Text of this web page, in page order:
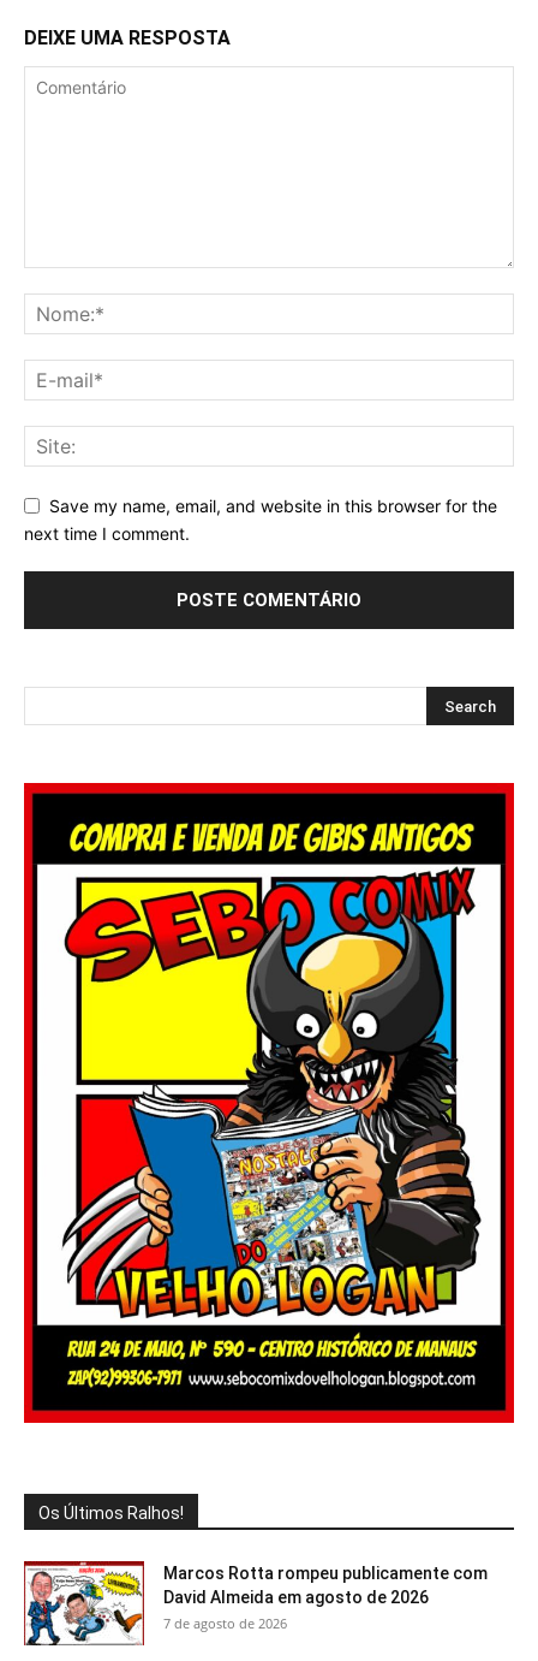
DEIXE UMA RESPOSTA
Save my name, email, and website in this browser for the
next time I comment.
Os Últimos Ralhos!
Marcos Rotta rompeu publicamente com
David Almeida em agosto de 2026
7 de agosto de 2026